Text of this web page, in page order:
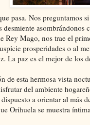
pasa. Nos preguntamos
Rey Mago, nos trae el
prosperidades o al
La paz es el mejor de los
de esta hermosa vista
del ambiente
a orientar al más
Orihuela se muestra